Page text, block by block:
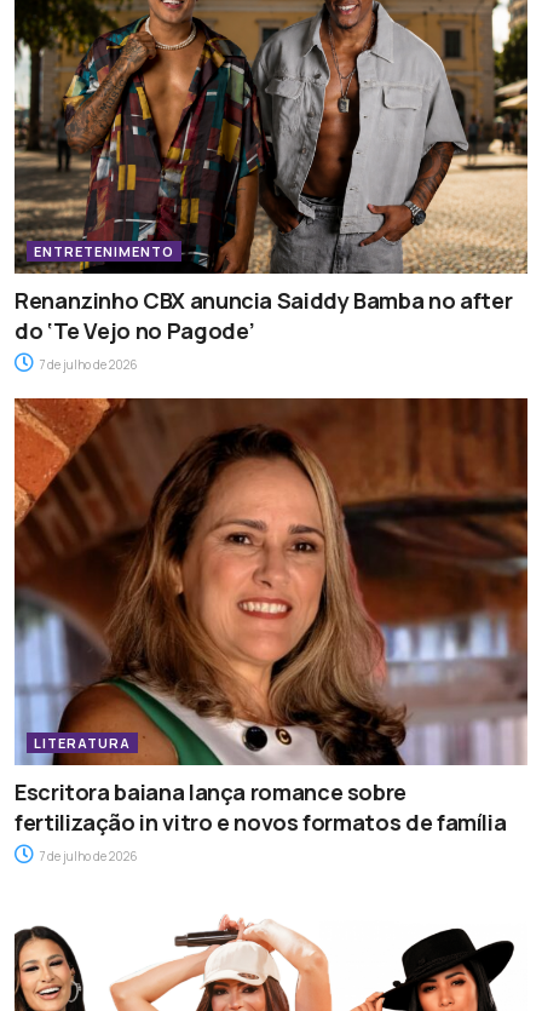
ENTRETENIMENTO
Renanzinho CBX anuncia Saiddy Bamba no after
do ‘Te Vejo no Pagode’
7 de julho de 2026
LITERATURA
Escritora baiana lança romance sobre
fertilização in vitro e novos formatos de família
7 de julho de 2026